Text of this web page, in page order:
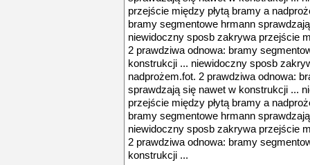
przejście między płytą bramy a
bramy segmentowe hrmann
niewidoczny sposb zakrywa przejście
2 prawdziwa odnowa: bramy
konstrukcji ... niewidoczny sposb
nadprożem.fot. 2 prawdziwa odnowa:
sprawdzają się nawet w konstrukcji ...
przejście między płytą bramy a
bramy segmentowe hrmann
niewidoczny sposb zakrywa przejście
2 prawdziwa odnowa: bramy
konstrukcji ...